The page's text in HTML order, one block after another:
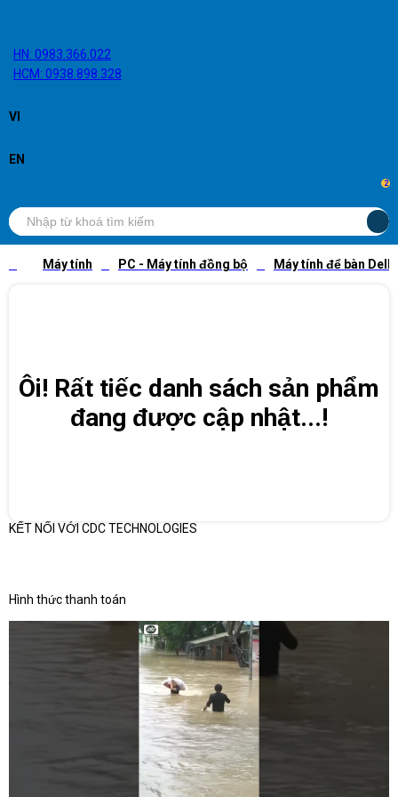
HN: 0983.366.022
HCM: 0938.898.328
VI
EN
2
Máy tính PC - Máy tính đồng bộ Máy tính để bàn Dell
Ôi! Rất tiếc danh sách sản phẩm
đang được cập nhật...!
KẾT NỐI VỚI CDC TECHNOLOGIES
Hình thức thanh toán